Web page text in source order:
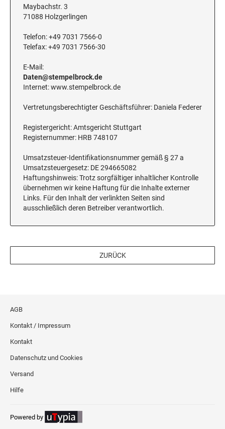
Maybachstr. 3
71088 Holzgerlingen
Telefon: +49 7031 7566-0
Telefax: +49 7031 7566-30
E-Mail:
Daten@stempelbrock.de
Internet: www.stempelbrock.de
Vertretungsberechtigter Geschäftsführer: Daniela Federer
Registergericht: Amtsgericht Stuttgart
Registernummer: HRB 748107
Umsatzsteuer-Identifikationsnummer gemäß § 27 a
Umsatzsteuergesetz: DE 294665082
Haftungshinweis: Trotz sorgfältiger inhaltlicher Kontrolle
übernehmen wir keine Haftung für die Inhalte externer
Links. Für den Inhalt der verlinkten Seiten sind
ausschließlich deren Betreiber verantwortlich.
ZURÜCK
AGB
Kontakt / Impressum
Kontakt
Datenschutz und Cookies
Versand
Hilfe
Powered by